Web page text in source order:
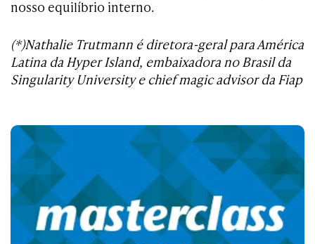
nosso equilíbrio interno.
(*)Nathalie Trutmann é diretora-geral para América
Latina da Hyper Island, embaixadora no Brasil da
Singularity University e chief magic advisor da Fiap